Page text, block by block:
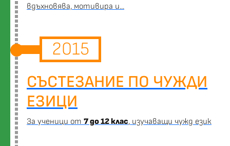
вдъхновява, мотивира и...
2015
СЪСТЕЗАНИЕ ПО ЧУЖДИ
ЕЗИЦИ
За ученици от 7 до 12 клас, изучаващи чужд език